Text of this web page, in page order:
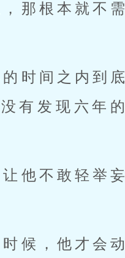
那根本就不需
时间之内到底
有发现六年的
他不敢轻举妄
候，他才会动